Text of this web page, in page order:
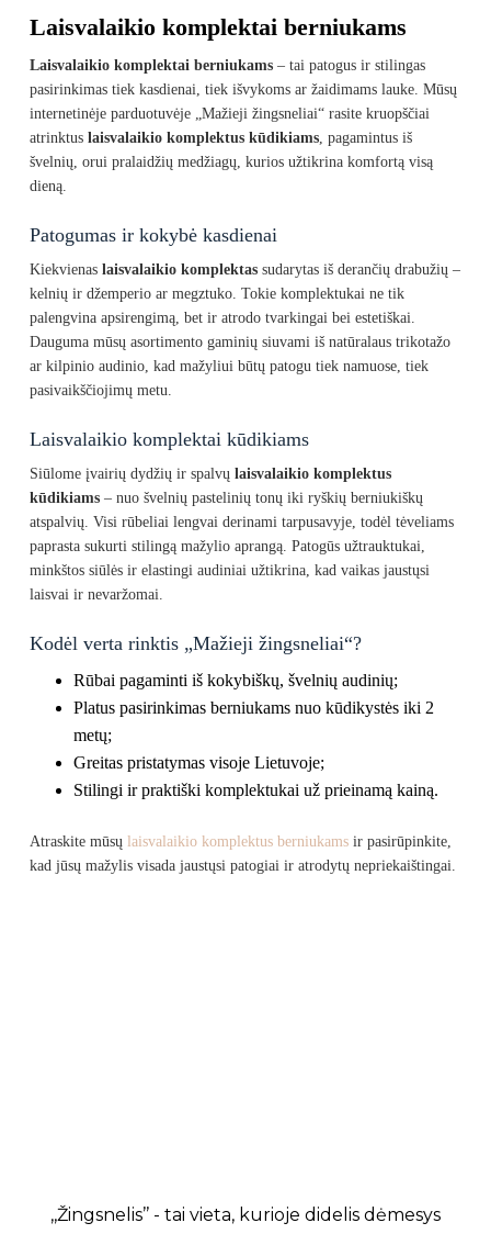
14.99 €.
7.99 €.
Laisvalaikio komplektai berniukams
Laisvalaikio komplektai berniukams– tai patogus ir stilingas
pasirinkimas tiek kasdienai, tiek išvykoms ar žaidimams lauke. Mūsų
internetinėje parduotuvėje „Mažieji žingsneliai“ rasite kruopščiai
atrinktus laisvalaikio komplektus kūdikiams, pagamintus iš
švelnių, orui pralaidžių medžiagų, kurios užtikrina komfortą visą
dieną.
Patogumas ir kokybė kasdienai
Kiekvienas laisvalaikio komplektassudarytas iš derančių drabužių –
kelnių ir džemperio ar megztuko. Tokie komplektukai ne tik
palengvina apsirengimą, bet ir atrodo tvarkingai bei estetiškai.
Dauguma mūsų asortimento gaminių siuvami iš natūralaus trikotažo
ar kilpinio audinio, kad mažyliui būtų patogu tiek namuose, tiek
pasivaikščiojimų metu.
Laisvalaikio komplektai kūdikiams
Siūlome įvairių dydžių ir spalvų laisvalaikio komplektus
kūdikiams– nuo švelnių pastelinių tonų iki ryškių berniukiškų
atspalvių. Visi rūbeliai lengvai derinami tarpusavyje, todėl tėveliams
paprasta sukurti stilingą mažylio aprangą. Patogūs užtrauktukai,
minkštos siūlės ir elastingi audiniai užtikrina, kad vaikas jaustųsi
laisvai ir nevaržomai.
Kodėl verta rinktis „Mažieji žingsneliai“?
Rūbai pagaminti iš kokybiškų, švelnių audinių;
Platus pasirinkimas berniukams nuo kūdikystės iki 2
metų;
Greitas pristatymas visoje Lietuvoje;
Stilingi ir praktiški komplektukai už prieinamą kainą.
Atraskite mūsų laisvalaikio komplektus berniukamsir pasirūpinkite,
kad jūsų mažylis visada jaustųsi patogiai ir atrodytų nepriekaištingai.
,,Žingsnelis’’ - tai vieta, kurioje didelis dėmesys